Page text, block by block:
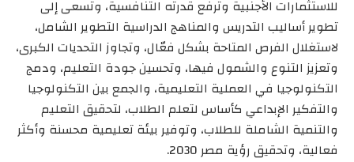
للاستثمارات الأجنبية وترفع قدرته التنافسية، وتسعى إلى
تطوير أساليب التدريس والمناهج الدراسية التطوير الشامل،
لاستغلال الفرص المتاحة بشكل فعّال، وتجاوز التحديات الكبرى،
وتعزيز التنوع والشمول فيها، وتحسين جودة التعليم، ودمج
التكنولوجيا في العملية التعليمية، والجمع بين التكنولوجيا
والتفكير الإبداعي كأساس لتعلم الطلاب، لتحقيق التعليم
والتنمية الشاملة للطلاب، وتوفير بيئة تعليمية محسنة وأكثر
فعالية، وتحقيق رؤية مصر 2030.